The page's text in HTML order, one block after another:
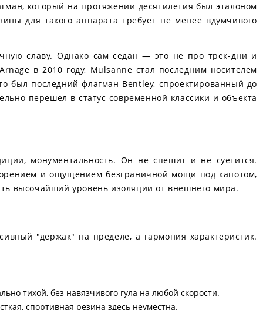
который на протяжении десятилетия был эталоном
для такого аппарата требует не менее вдумчивого
славу. Однако сам седан — это не про трек-дни и
в 2010 году, Mulsanne стал последним носителем
был последний флагман Bentley, спроектированный до
перешел в статус современной классики и объекта
монументальность. Он не спешит и не суетится.
и ощущением безграничной мощи под капотом,
высочайший уровень изоляции от внешнего мира.
"держак" на пределе, а гармония характеристик.
тихой, без навязчивого гула на любой скорости.
спортивная резина здесь неуместна.